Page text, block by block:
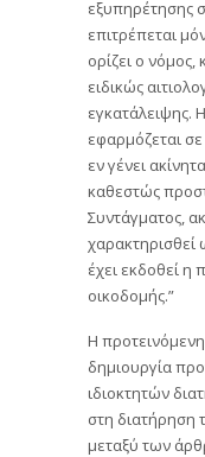
εξυπηρέτησης
επιτρέπεται
ορίζει ο νόμος,
ειδικώς
εγκατάλειψης.
εφαρμόζεται
εν γένει
καθεστώς
Συντάγματος,
χαρακτηρισθεί
έχει εκδοθεί η
οικοδομής.”
Η
δημιουργία
ιδιοκτητών
στη διατήρηση
μεταξύ των